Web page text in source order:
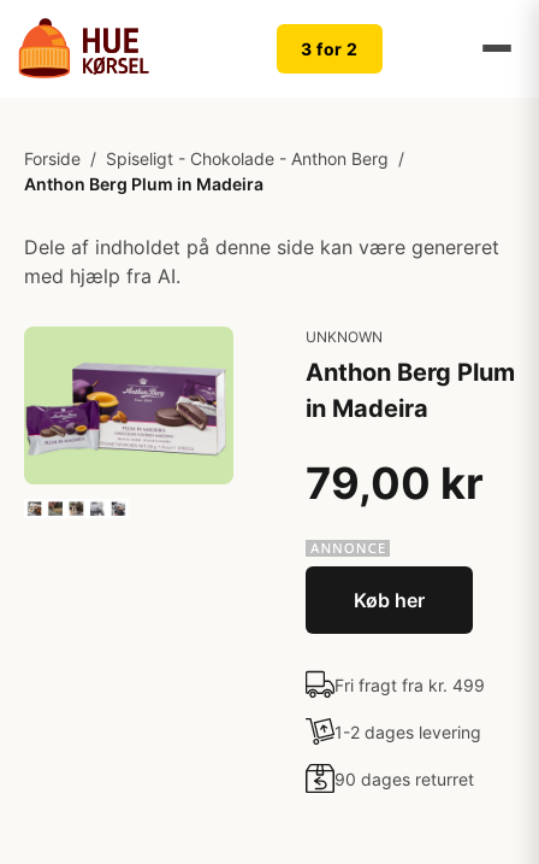
3 for 2
Forside / Spiseligt - Chokolade - Anthon Berg /
Anthon Berg Plum in Madeira
Dele af indholdet på denne side kan være genereret
med hjælp fra AI.
UNKNOWN
Anthon Berg Plum
in Madeira
79,00 kr
Køb her
Fri fragt fra kr. 499
1-2 dages levering
90 dages returret